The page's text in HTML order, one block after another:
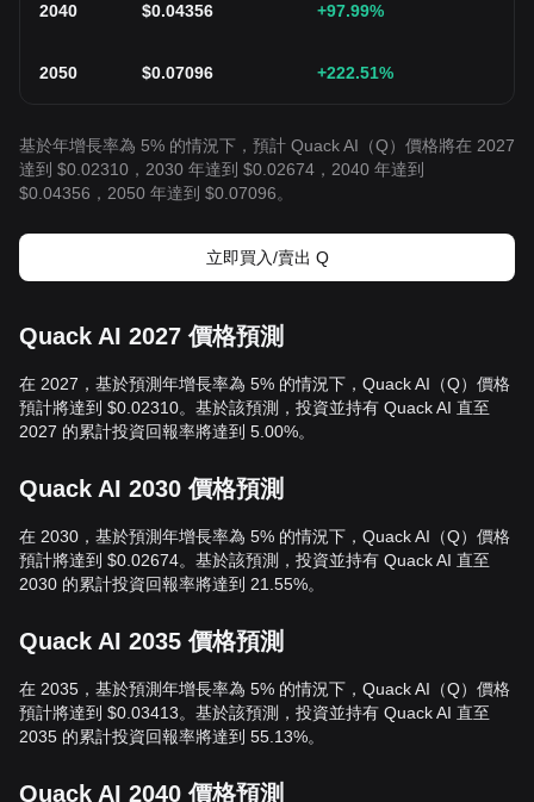
2040 $0.04356 +97.99%
2050 $0.07096 +222.51%
基於年增長率為 5% 的情況下，預計 Quack AI（Q）價格將在 2027
達到 $0.02310，2030 年達到 $0.02674，2040 年達到
$0.04356，2050 年達到 $0.07096。
立即買入/賣出 Q
Quack AI 2027 價格預測
在 2027，基於預測年增長率為 5% 的情況下，Quack AI（Q）價格
預計將達到 $0.02310。基於該預測，投資並持有 Quack AI 直至
2027 的累計投資回報率將達到 5.00%。
Quack AI 2030 價格預測
在 2030，基於預測年增長率為 5% 的情況下，Quack AI（Q）價格
預計將達到 $0.02674。基於該預測，投資並持有 Quack AI 直至
2030 的累計投資回報率將達到 21.55%。
Quack AI 2035 價格預測
在 2035，基於預測年增長率為 5% 的情況下，Quack AI（Q）價格
預計將達到 $0.03413。基於該預測，投資並持有 Quack AI 直至
2035 的累計投資回報率將達到 55.13%。
Quack AI 2040 價格預測